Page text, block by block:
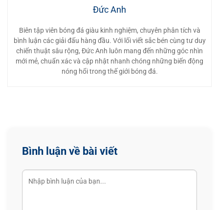
Đức Anh
Biên tập viên bóng đá giàu kinh nghiệm, chuyên phân tích và
bình luận các giải đấu hàng đầu. Với lối viết sắc bén cùng tư duy
chiến thuật sâu rộng, Đức Anh luôn mang đến những góc nhìn
mới mẻ, chuẩn xác và cập nhật nhanh chóng những biến động
nóng hổi trong thế giới bóng đá.
Bình luận về bài viết